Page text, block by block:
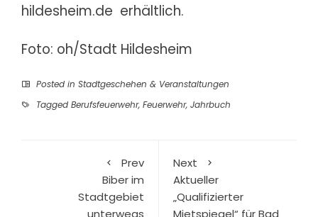
hildesheim.de erhältlich.
Foto: oh/Stadt Hildesheim
Posted in Stadtgeschehen & Veranstaltungen
Tagged Berufsfeuerwehr, Feuerwehr, Jahrbuch
Prev
Biber im
Stadtgebiet
unterwegs
Next
Aktueller
„Qualifizierter
Mietspiegel“ für Bad